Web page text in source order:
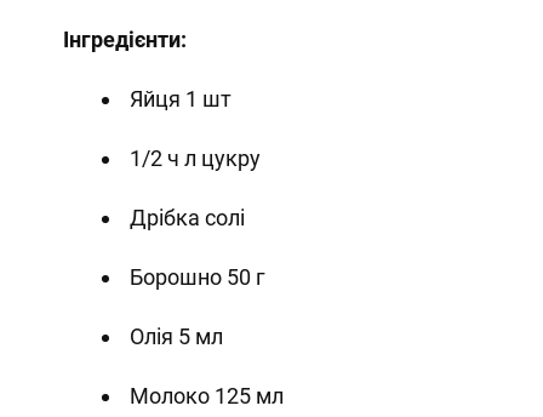
Інгредієнти:
Яйця 1 шт
1/2 ч л цукру
Дрібка солі
Борошно 50 г
Олія 5 мл
Молоко 125 мл